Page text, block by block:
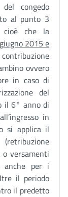
congedo
al punto 3
cioè che la
2015 e
ovvero
in caso di
del
il 6° anno di
in
si applica il
versamenti
anche per i
il periodo
il predetto